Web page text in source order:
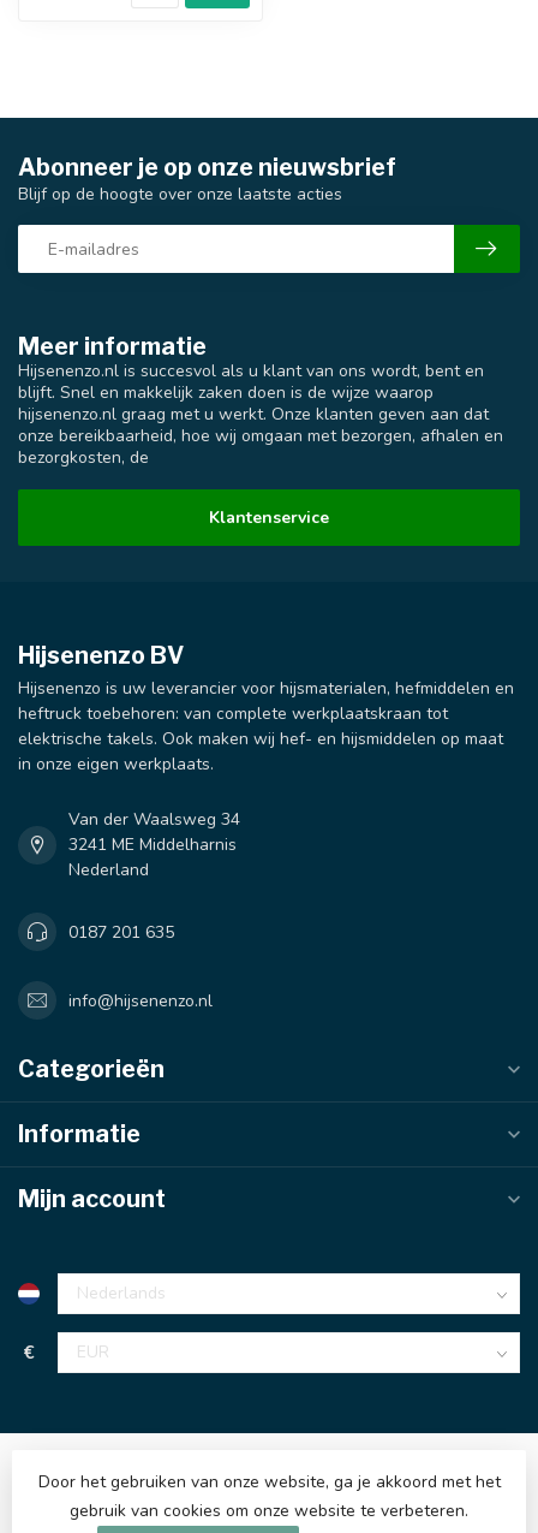
Meer informatie
Hijsenenzo.nl is succesvol als u klant van ons wordt, bent en
blijft. Snel en makkelijk zaken doen is de wijze waarop
hijsenenzo.nl graag met u werkt. Onze klanten geven aan dat
onze bereikbaarheid, hoe wij omgaan met bezorgen, afhalen en
bezorgkosten, de
Klantenservice
Abonneer je op onze nieuwsbrief
Blijf op de hoogte over onze laatste acties
Hijsenenzo BV
Hijsenenzo is uw leverancier voor hijsmaterialen, hefmiddelen en
heftruck toebehoren: van complete werkplaatskraan tot
elektrische takels. Ook maken wij hef- en hijsmiddelen op maat
in onze eigen werkplaats.
Van der Waalsweg 34
3241 ME Middelharnis
Nederland
0187 201 635
info@hijsenenzo.nl
Categorieën
Informatie
Mijn account
€
Door het gebruiken van onze website, ga je akkoord met het
gebruik van cookies om onze website te verbeteren.